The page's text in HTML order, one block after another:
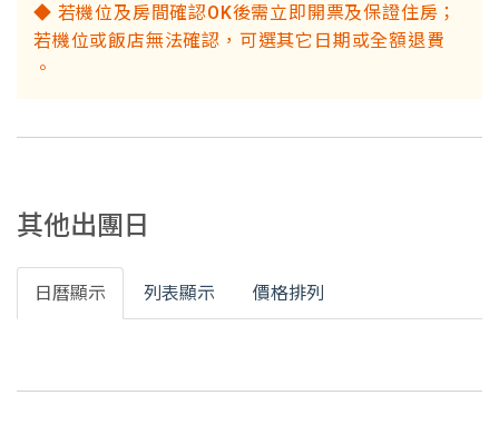
◆ 若機位及房間確認OK後需立即開票及保證住房；
若機位或飯店無法確認，可選其它日期或全額退費
。
其他出團日
日曆顯示 列表顯示 價格排列